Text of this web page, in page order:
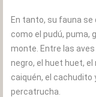
En tanto, su fauna
como el pudú, puma,
monte. Entre las
negro, el huet huet, el
caiquén, el cachudito
percatrucha.